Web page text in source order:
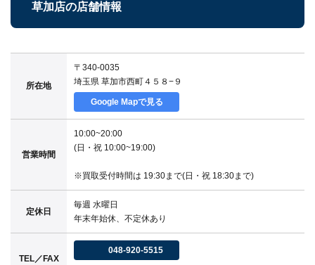
草加店の店舗情報
所在地
〒340-0035
埼玉県 草加市西町４５８−９
Google Mapで見る
営業時間
10:00~20:00
(日・祝 10:00~19:00)
※買取受付時間は 19:30まで(日・祝 18:30まで)
定休日
毎週 水曜日
年末年始休、不定休あり
TEL／FAX
048-920-5515